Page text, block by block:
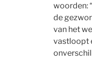
woorden:
de
van het
vastloopt